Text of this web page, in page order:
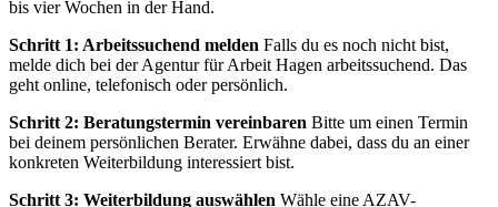
bis vier Wochen in der Hand.
Schritt 1: Arbeitssuchend melden Falls du es noch nicht bist,
melde dich bei der Agentur für Arbeit Hagen arbeitssuchend. Das
geht online, telefonisch oder persönlich.
Schritt 2: Beratungstermin vereinbaren Bitte um einen Termin
bei deinem persönlichen Berater. Erwähne dabei, dass du an einer
konkreten Weiterbildung interessiert bist.
Schritt 3: Weiterbildung auswählen Wähle eine AZAV-